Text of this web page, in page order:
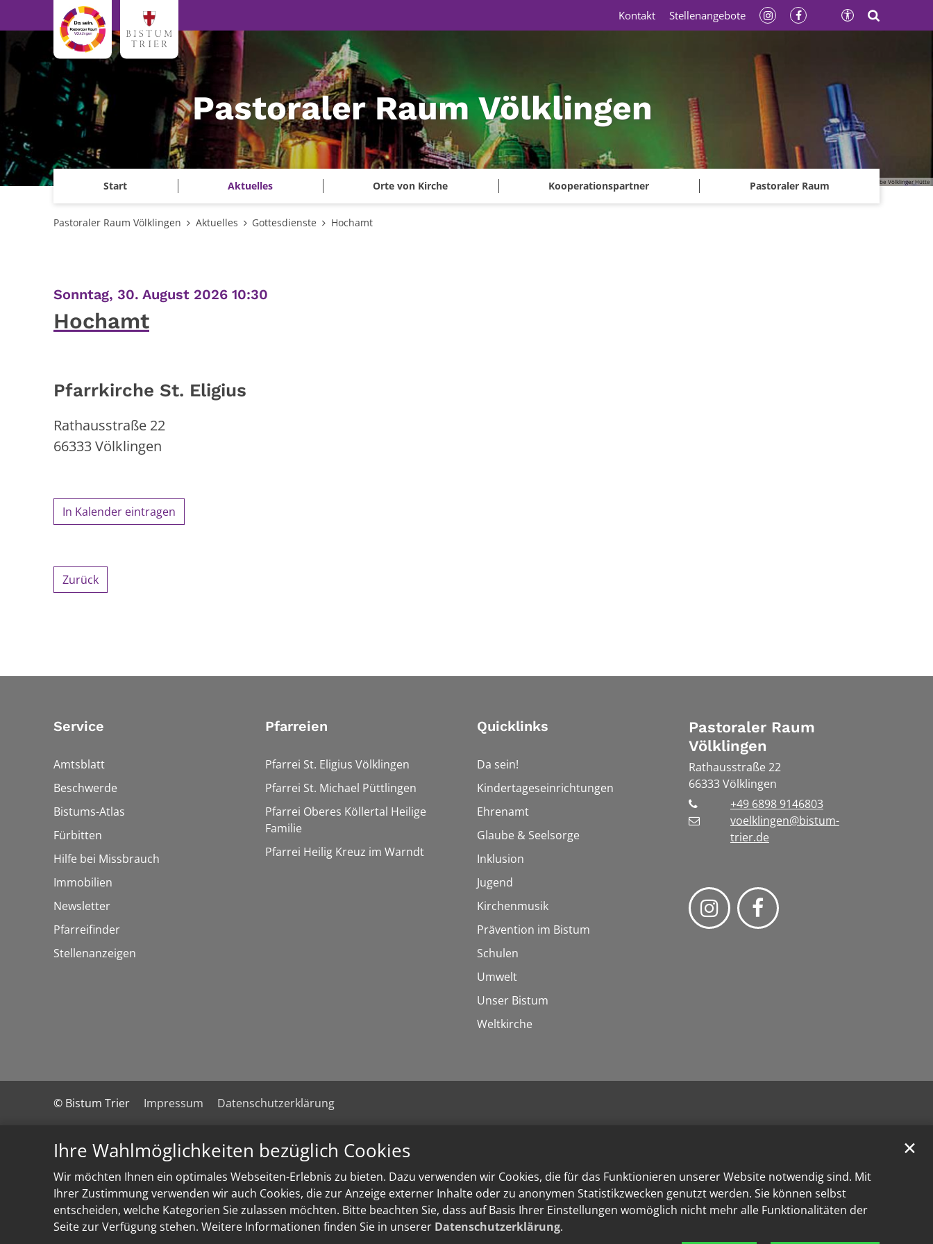
Ihre Wahlmöglichkeiten bezüglich Cookies
Wir möchten Ihnen ein optimales Webseiten-Erlebnis zu bieten. Dazu verwenden wir Cookies, die für das Funktionieren unserer Website notwendig sind. Mit
Ihrer Zustimmung verwenden wir auch Cookies, die zur Anzeige externer Inhalte oder zu anonymen Statistikzwecken genutzt werden. Sie können selbst
entscheiden, welche Kategorien Sie zulassen möchten. Bitte beachten Sie, dass auf Basis Ihrer Einstellungen womöglich nicht mehr alle Funktionalitäten der
Seite zur Verfügung stehen. Weitere Informationen finden Sie in unserer Datenschutzerklärung.
✕
Zum Inhalt springen
© Gerhard Kassner - Weltkulturerbe Völklinger Hütte
Pastoraler Raum Völklingen
Start Aktuelles Orte von Kirche Kooperationspartner Pastoraler Raum
Kontakt Stellenangebote
Pastoraler Raum Völklingen Aktuelles Gottesdienste Hochamt
Sonntag, 30. August 2026 10:30
Hochamt
Pfarrkirche St. Eligius
Rathausstraße 22
66333Völklingen
In Kalender eintragen
Zurück
Service
Amtsblatt
Beschwerde
Bistums-Atlas
Fürbitten
Hilfe bei Missbrauch
Immobilien
Newsletter
Pfarreifinder
Stellenanzeigen
Pfarreien
Pfarrei St. Eligius Völklingen
Pfarrei St. Michael Püttlingen
Pfarrei Oberes Köllertal Heilige
Familie
Pfarrei Heilig Kreuz im Warndt
Quicklinks
Da sein!
Kindertageseinrichtungen
Ehrenamt
Glaube & Seelsorge
Inklusion
Jugend
Kirchenmusik
Prävention im Bistum
Schulen
Umwelt
Unser Bistum
Weltkirche
Pastoraler Raum
Völklingen
Rathausstraße 22
66333 Völklingen
+49 6898 9146803
voelklingen@bistum-
trier.de
© Bistum Trier Impressum Datenschutzerklärung